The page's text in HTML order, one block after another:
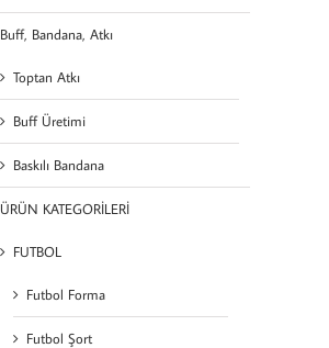
Buff, Bandana, Atkı
Toptan Atkı
Buff Üretimi
Baskılı Bandana
ÜRÜN KATEGORİLERİ
FUTBOL
Futbol Forma
Futbol Şort